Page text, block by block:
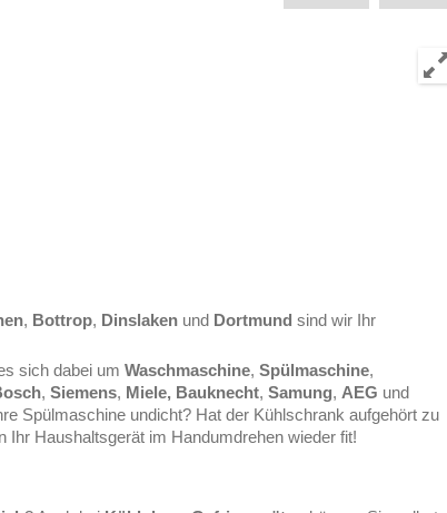
, Bottrop, Dinslaken und Dortmund sind wir Ihr
sich dabei um Waschmaschine, Spülmaschine,
, Siemens, Miele, Bauknecht, Samung, AEG und
Spülmaschine undicht? Hat der Kühlschrank aufgehört zu
Haushaltsgerät im Handumdrehen wieder fit!